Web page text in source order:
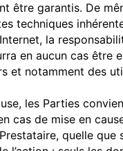
être garantis. De
techniques
la
en aucun cas être
et notamment des
les Parties
cas de mise en
quelle que